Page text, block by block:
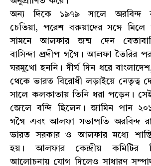
অন্য দিকে ১৯৭৯ সালে অরবিন্দ
চেতিয়া, পরেশ বরুয়াদের সঙ্গে মিলে
সামনে আলফার জন্ম দেন
বাসিন্দা প্রদীপ গগৈ। আলফা তৈরির
ঘরমুখো হননি। দীর্ঘ দিন ধরে
থেকে ভারত বিরোধী লড়াইয়ে নেতৃত্ব
সালে কলকাতায় তিনি ধরা পড়েন।
জেলে বন্দি ছিলেন। জামিন পান
গগৈ এবং আলফা সভাপতি অরবিন্দ
ভারত সরকার ও আলফার মধ্যে
হয়। আলফার কেন্দ্রীয় কমিটির
আলোচনায় যোগ দিলেও সাধারণ